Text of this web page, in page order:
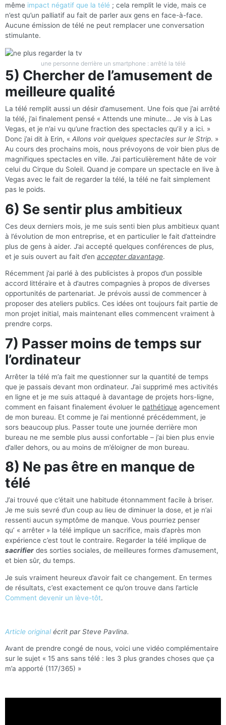
même impact négatif que la télé ; cela remplit le vide, mais ce
n’est qu’un palliatif au fait de parler aux gens en face-à-face.
Aucune émission de télé ne peut remplacer une conversation
stimulante.
une personne derrière un smartphone : arrêté la télé
5) Chercher de l’amusement de
meilleure qualité
La télé remplit aussi un désir d’amusement. Une fois que j’ai arrêté
la télé, j’ai finalement pensé « Attends une minute… Je vis à Las
Vegas, et je n’ai vu qu’une fraction des spectacles qu’il y a ici. »
Donc j’ai dit à Erin, « Allons voir quelques spectacles sur le Strip. »
Au cours des prochains mois, nous prévoyons de voir bien plus de
magnifiques spectacles en ville. J’ai particulièrement hâte de voir
celui du Cirque du Soleil. Quand je compare un spectacle en live à
Vegas avec le fait de regarder la télé, la télé ne fait simplement
pas le poids.
6) Se sentir plus ambitieux
Ces deux derniers mois, je me suis senti bien plus ambitieux quant
à l’évolution de mon entreprise, et en particulier le fait d’atteindre
plus de gens à aider. J’ai accepté quelques conférences de plus,
et je suis ouvert au fait d’en accepter davantage.
Récemment j’ai parlé à des publicistes à propos d’un possible
accord littéraire et à d’autres compagnies à propos de diverses
opportunités de partenariat. Je prévois aussi de commencer à
proposer des ateliers publics. Ces idées ont toujours fait partie de
mon projet initial, mais maintenant elles commencent vraiment à
prendre corps.
7) Passer moins de temps sur
l’ordinateur
Arrêter la télé m’a fait me questionner sur la quantité de temps
que je passais devant mon ordinateur. J’ai supprimé mes activités
en ligne et je me suis attaqué à davantage de projets hors-ligne,
comment en faisant finalement évoluer le pathétique agencement
de mon bureau. Et comme je l’ai mentionné précédemment, je
sors beaucoup plus. Passer toute une journée derrière mon
bureau ne me semble plus aussi confortable – j’ai bien plus envie
d’aller dehors, ou au moins de m’éloigner de mon bureau.
8) Ne pas être en manque de
télé
J’ai trouvé que c’était une habitude étonnamment facile à briser.
Je me suis sevré d’un coup au lieu de diminuer la dose, et je n’ai
ressenti aucun symptôme de manque. Vous pourriez penser
qu’ « arrêter » la télé implique un sacrifice, mais d’après mon
expérience c’est tout le contraire. Regarder la télé implique de
sacrifier des sorties sociales, de meilleures formes d’amusement,
et bien sûr, du temps.
Je suis vraiment heureux d’avoir fait ce changement. En termes
de résultats, c’est exactement ce qu’on trouve dans l’article
Comment devenir un lève-tôt.
Article original écrit par Steve Pavlina.
Avant de prendre congé de nous, voici une vidéo complémentaire
sur le sujet « 15 ans sans télé : les 3 plus grandes choses que ça
m’a apporté (117/365) »